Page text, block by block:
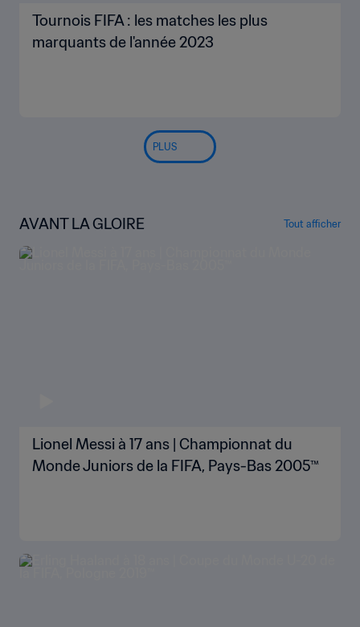
Tournois FIFA : les matches les plus
marquants de l'année 2023
PLUS
AVANT LA GLOIRE Tout afficher
Lionel Messi à 17 ans | Championnat du
Monde Juniors de la FIFA, Pays-Bas 2005™